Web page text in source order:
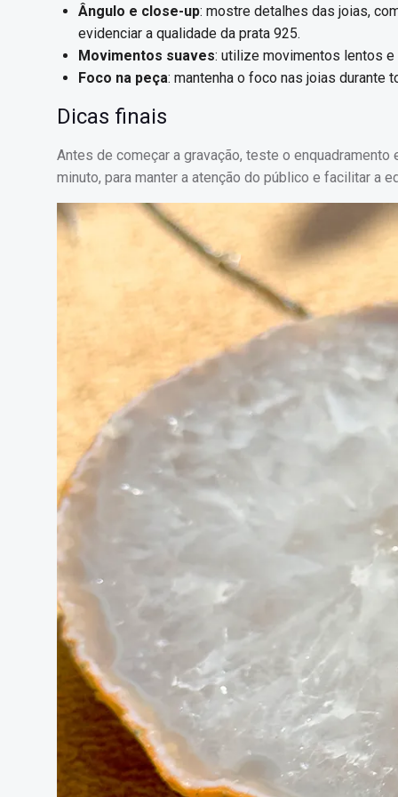
Ângulo e close-up: mostre detalhes das joias,
evidenciar a qualidade da prata 925.
Movimentos suaves: utilize movimentos lentos
Foco na peça: mantenha o foco nas joias durante
Dicas finais
Antes de começar a gravação, teste o
minuto, para manter a atenção do público e facilitar a